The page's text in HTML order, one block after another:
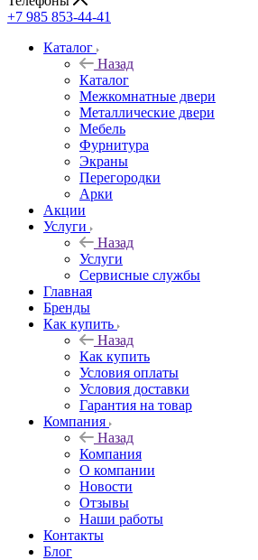
+7 985 853-44-41
Каталог
Назад
Каталог
Межкомнатные двери
Металлические двери
Мебель
Фурнитура
Экраны
Перегородки
Арки
Акции
Услуги
Назад
Услуги
Сервисные службы
Главная
Бренды
Как купить
Назад
Как купить
Условия оплаты
Условия доставки
Гарантия на товар
Компания
Назад
Компания
О компании
Новости
Отзывы
Наши работы
Контакты
Блог